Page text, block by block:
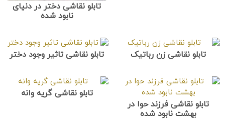
تابلو نقاشی دختر در دنیای
نابود شده
تابلو نقاشی زن رباتیک تابلو نقاشی تاثیر وجود دختر
تابلو نقاشی فرزند حوا در
بهشت نابود شده
تابلو نقاشی گریه وانه